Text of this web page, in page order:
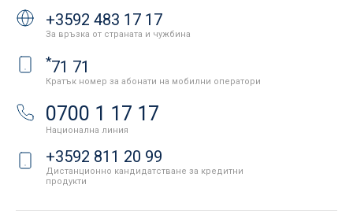
+3592 483 17 17
За връзка от страната и чужбина
*71 71
Кратък номер за абонати на мобилни оператори
0700 1 17 17
Национална линия
+3592 811 20 99
Дистанционно кандидатстване за кредитни
продукти